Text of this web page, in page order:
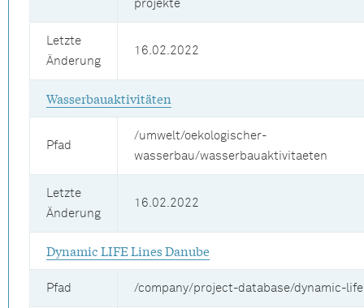
projekte
Letzte
Änderung
16.02.2022
Wasserbauaktivitäten
Pfad
/umwelt/oekologischer-
wasserbau/wasserbauaktivitaeten
Letzte
Änderung
16.02.2022
Dynamic LIFE Lines Danube
Pfad /company/project-database/dynamic-